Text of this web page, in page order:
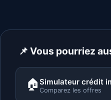
📌 Vous pourriez
🏠 Simulateur crédit
Comparez les offres